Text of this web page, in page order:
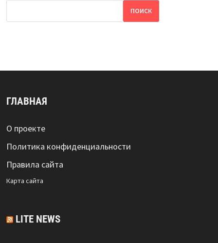
ПОИСК
ГЛАВНАЯ
О проекте
Политика конфиденциальности
Правила сайта
Карта сайта
LITE NEWS